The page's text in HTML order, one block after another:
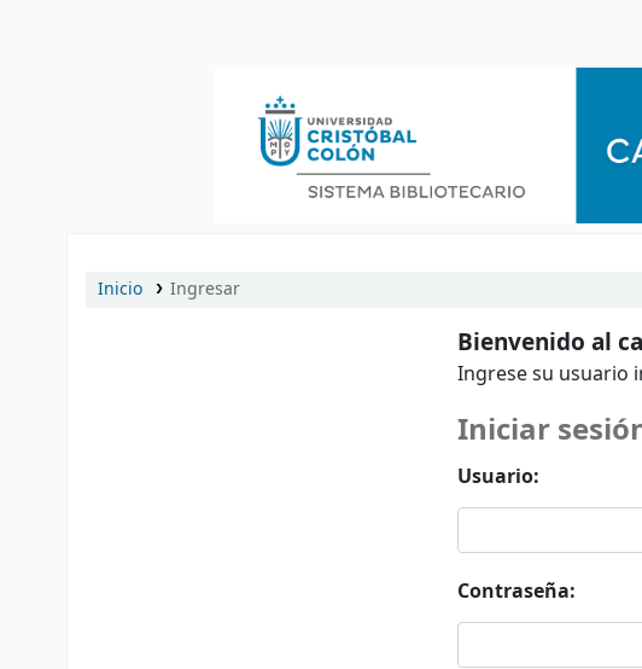
Inicio Ingresar
Bienvenido al
Ingrese su usuario
Iniciar
Usuario:
Contraseña: